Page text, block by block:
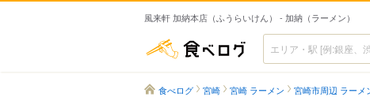
風来軒 加納本店（ふうらいけん） - 加納（ラーメン）
食べログ
食べログ 宮崎 宮崎 ラーメン 宮崎市周辺 ラーメ